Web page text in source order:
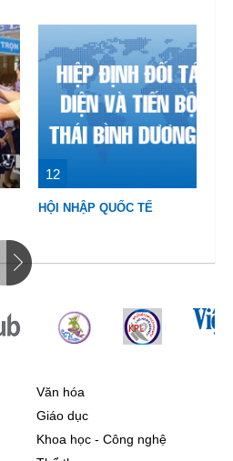
12
HỘI NHẬP QUỐC TẾ
Văn hóa
Giáo dục
Khoa học - Công nghệ